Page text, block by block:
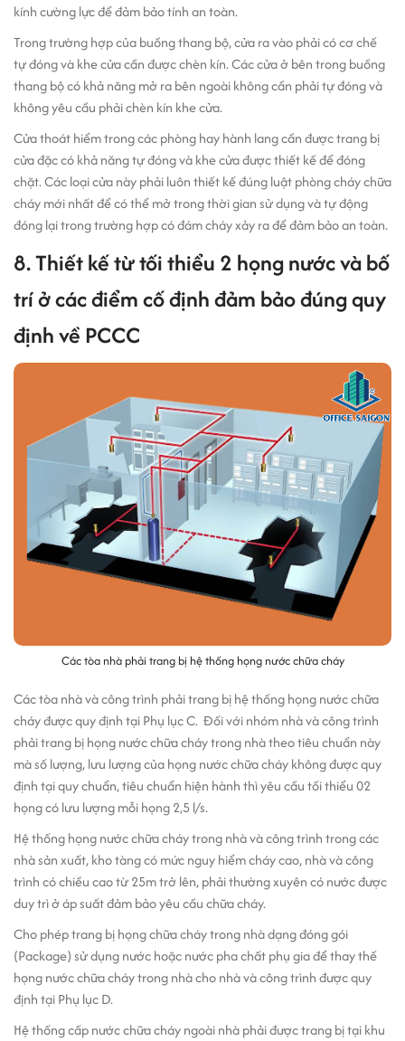
kính cường lực để đảm bảo tính an toàn.
Trong trường hợp của buồng thang bộ, cửa ra vào phải có cơ chế
tự đóng và khe cửa cần được chèn kín. Các cửa ở bên trong buồng
thang bộ có khả năng mở ra bên ngoài không cần phải tự đóng và
không yêu cầu phải chèn kín khe cửa.
Cửa thoát hiểm trong các phòng hay hành lang cần được trang bị
cửa đặc có khả năng tự đóng và khe cửa được thiết kế để đóng
chặt. Các loại cửa này phải luôn thiết kế đúng luật phòng cháy chữa
cháy mới nhất để có thể mở trong thời gian sử dụng và tự động
đóng lại trong trường hợp có đám cháy xảy ra để đảm bảo an toàn.
8. Thiết kế từ tối thiểu 2 họng nước và bố
trí ở các điểm cố định đảm bảo đúng quy
định về PCCC
Các tòa nhà phải trang bị hệ thống họng nước chữa cháy
Các tòa nhà và công trình phải trang bị hệ thống họng nước chữa
cháy được quy định tại Phụ lục C. Đối với nhóm nhà và công trình
phải trang bị họng nước chữa cháy trong nhà theo tiêu chuẩn này
mà số lượng, lưu lượng của họng nước chữa cháy không được quy
định tại quy chuẩn, tiêu chuẩn hiện hành thì yêu cầu tối thiểu 02
họng có lưu lượng mỗi họng 2,5 l/s.
Hệ thống họng nước chữa cháy trong nhà và công trình trong các
nhà sản xuất, kho tàng có mức nguy hiểm cháy cao, nhà và công
trình có chiều cao từ 25m trở lên, phải thường xuyên có nước được
duy trì ở áp suất đảm bảo yêu cầu chữa cháy.
Cho phép trang bị họng chữa cháy trong nhà dạng đóng gói
(Package) sử dụng nước hoặc nước pha chất phụ gia để thay thế
họng nước chữa cháy trong nhà cho nhà và công trình được quy
định tại Phụ lục D.
Hệ thống cấp nước chữa cháy ngoài nhà phải được trang bị tại khu